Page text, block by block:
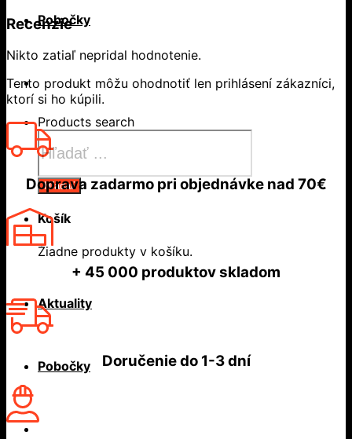
Pobočky
Products search
Hľadať
Košík
Žiadne produkty v košíku.
Aktuality
Pobočky
Recenzie
Nikto zatiaľ nepridal hodnotenie.
Tento produkt môžu ohodnotiť len prihlásení zákazníci,
ktorí si ho kúpili.
Doprava zadarmo pri objednávke nad 70€
+ 45 000 produktov skladom
Doručenie do1-3 dní